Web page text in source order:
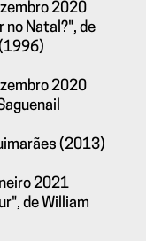
2020
no Natal?", de
2020
(2013)
2021
de William